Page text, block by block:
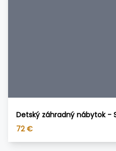
Detský záhradný nábytok -
72 €